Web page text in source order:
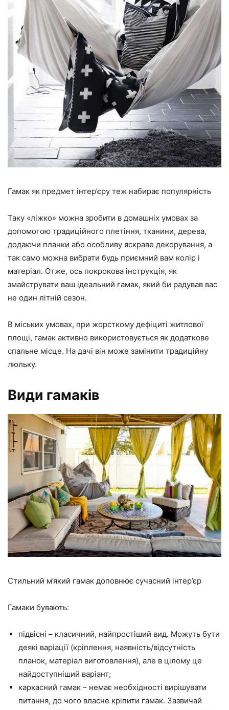
Гамак як предмет інтер’єру теж набирає популярність
Таку «ліжко» можна зробити в домашніх умовах за
допомогою традиційного плетіння, тканини, дерева,
додаючи планки або особливу яскраве декорування, а
так само можна вибрати будь приємний вам колір і
матеріал. Отже, ось покрокова інструкція, як
змайструвати ваш ідеальний гамак, який би радував вас
не один літній сезон.
В міських умовах, при жорсткому дефіциті житлової
площі, гамак активно використовується як додаткове
спальне місце. На дачі він може замінити традиційну
люльку.
Види гамаків
Стильний м’який гамак доповнює сучасний інтер’єр
Гамаки бувають:
підвісні – класичний, найпростіший вид. Можуть бути
деякі варіації (кріплення, наявність/відсутність
планок, матеріал виготовлення), але в цілому це
найдоступніший варіант;
каркасний гамак – немає необхідності вирішувати
питання, до чого власне кріпити гамак. Зазвичай